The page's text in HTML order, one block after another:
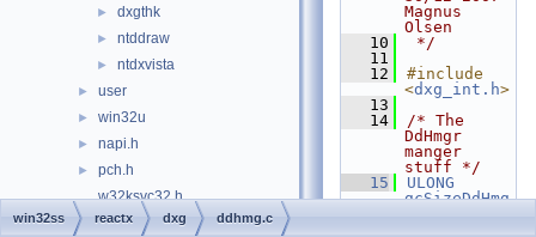
► dxgthk
► ntddraw
► ntdxvista
► user
► win32u
► napi.h
►
pch.h
w32ksvc32.h
w32ksvc64.h
Magnus
Olsen
   10
*/
   11
   12
#include
<dxg_int.h>
   13
   14
/* The
DdHmgr
manger
stuff */
   15
ULONG
gcSizeDdHmg
win32ss reactx dxg ddhmg.c